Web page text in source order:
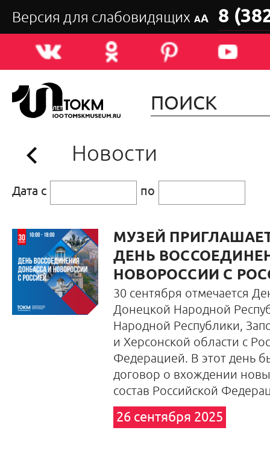
Версия для слабовидящих АА 8
Новости
Дата с по
МУЗЕЙ
ДЕНЬ
НОВОРОССИИ С
30 сентября отмечается
Донецкой Народной
Народной Республики,
и Херсонской области с
Федерацией. В этот день
договор о вхождении
состав Российской
26 сентября 2025